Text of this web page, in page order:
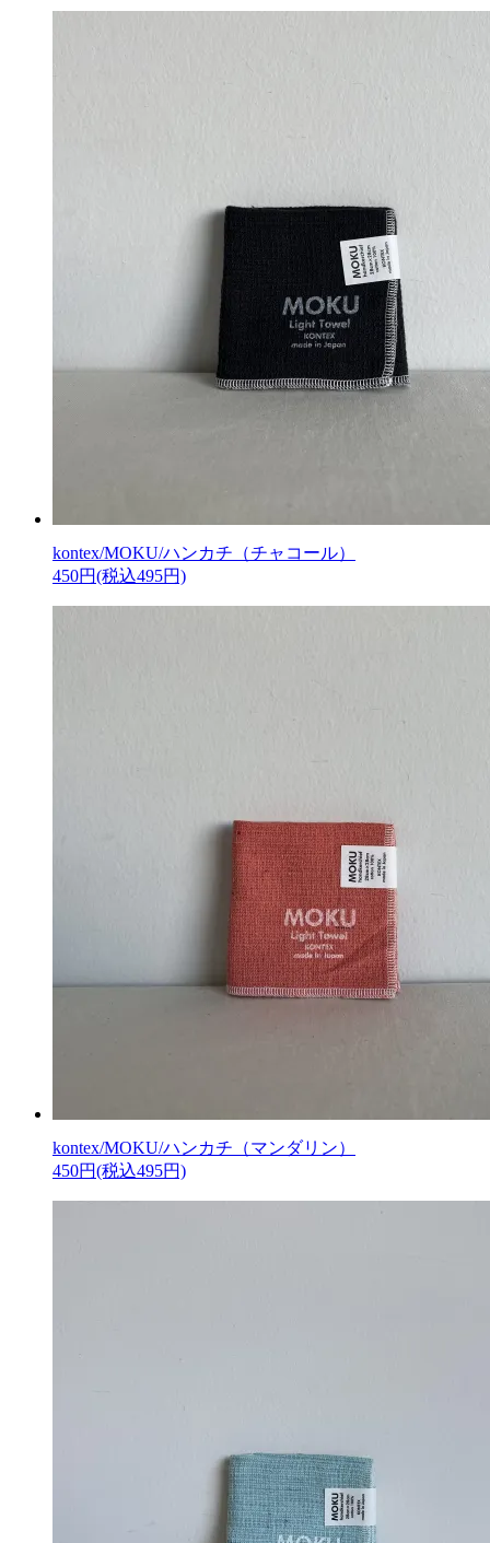
kontex/MOKU/ハンカチ（チャコール）
450円(税込495円)
kontex/MOKU/ハンカチ（マンダリン）
450円(税込495円)